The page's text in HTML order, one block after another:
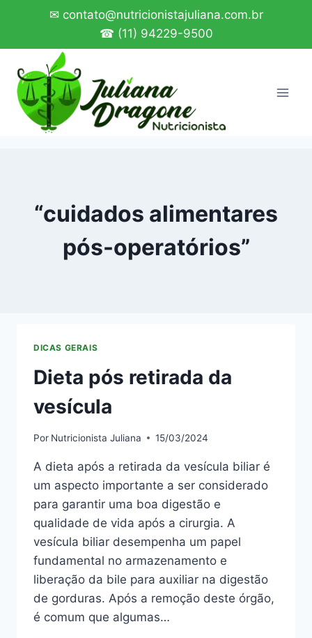
o
Conteúdo
✉ contato@nutricionistajuliana.com.br
☎ (11) 94229-9500
“cuidados alimentares
pós-operatórios”
DICAS GERAIS
Dieta pós retirada da
vesícula
Por Nutricionista Juliana 15/03/2024
A dieta após a retirada da vesícula biliar é
um aspecto importante a ser considerado
para garantir uma boa digestão e
qualidade de vida após a cirurgia. A
vesícula biliar desempenha um papel
fundamental no armazenamento e
liberação da bile para auxiliar na digestão
de gorduras. Após a remoção deste órgão,
é comum que algumas…